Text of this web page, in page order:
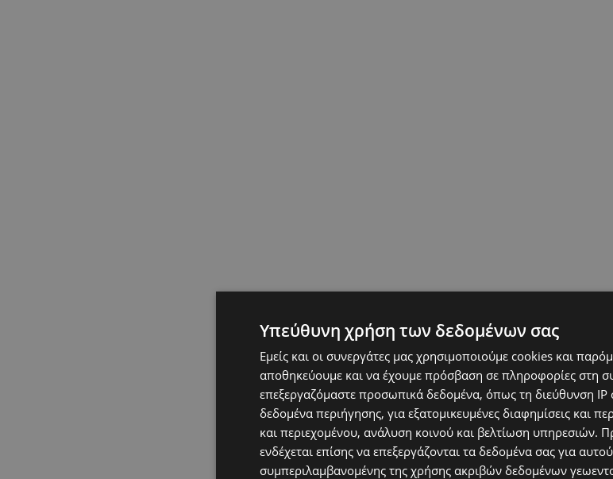
Υπεύθυνη χρήση των δεδομένων σας
Εμείς και οι συνεργάτες μας χρησιμοποιούμε cookies και
αποθηκεύουμε και να έχουμε πρόσβαση σε πληροφορίες στη
επεξεργαζόμαστε προσωπικά δεδομένα, όπως τη διεύθυνση IP
δεδομένα περιήγησης, για εξατομικευμένες διαφημίσεις και
και περιεχομένου, ανάλυση κοινού και βελτίωση υπηρεσιών.
ενδέχεται επίσης να επεξεργάζονται τα δεδομένα σας για
συμπεριλαμβανομένης της χρήσης ακριβών δεδομένων